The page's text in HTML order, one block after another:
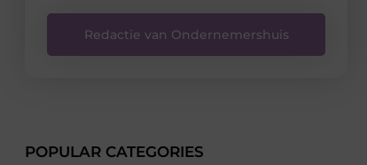
Redactie van Ondernemershuis
POPULAR CATEGORIES